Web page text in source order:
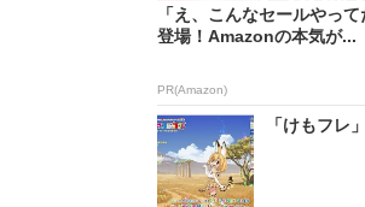
「え、こんなセールやっ
登場！Amazonの本気が...
PR(Amazon)
「けもフ